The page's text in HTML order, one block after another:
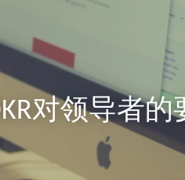
对领导者